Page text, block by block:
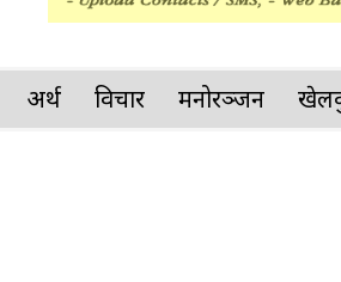
अर्थ विचार मनोरञ्जन